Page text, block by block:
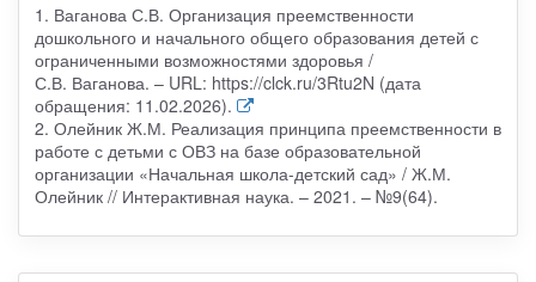
1. Ваганова С.В. Организация преемственности
дошкольного и начального общего образования детей с
ограниченными возможностями здоровья /
С.В. Ваганова. – URL: https://clck.ru/3Rtu2N (дата
обращения: 11.02.2026).
2. Олейник Ж.М. Реализация принципа преемственности в
работе с детьми с ОВЗ на базе образовательной
организации «Начальная школа-детский сад» / Ж.М.
Олейник // Интерактивная наука. – 2021. – №9(64).